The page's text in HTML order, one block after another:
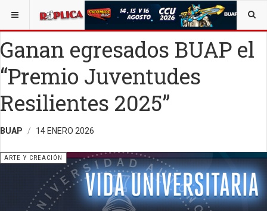
ESTÁ AQUÍ: ARTE OPINIÓN RÉPLICA
Ganan egresados BUAP el
“Premio Juventudes
Resilientes 2025”
BUAP 14 ENERO 2026
ARTE Y CREACIÓN